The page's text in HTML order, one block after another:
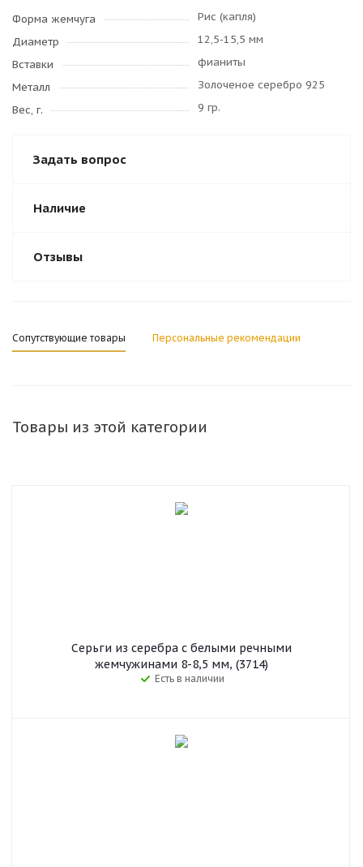
Форма жемчуга
Рис (капля)
Диаметр
12,5-15,5 мм
Вставки
фианиты
Металл
Золоченое серебро 925
Вес, г.
9 гр.
Задать вопрос
Наличие
Отзывы
Сопутствующие товары Персональные рекомендации
Товары из этой категории
Серьги из серебра c белыми речными
жемчужинами 8-8,5 мм, (3714)
Есть в наличии